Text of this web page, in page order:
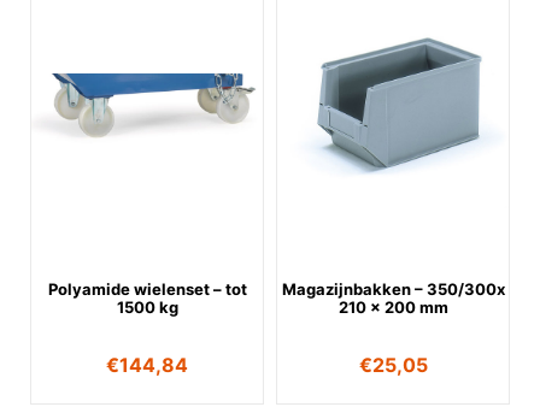
Polyamide wielenset – tot
1500 kg
€144,84
Magazijnbakken – 350/300x
210 x 200 mm
€25,05